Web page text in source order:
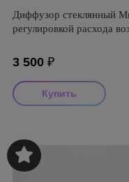
Диффузор стеклянный
регулировкой расхода
3 500 ₽